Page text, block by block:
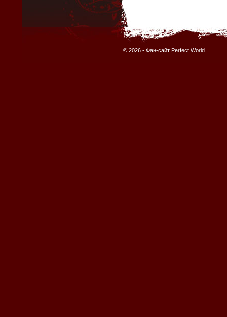
© 2026 - Фан-сайт Perfect World